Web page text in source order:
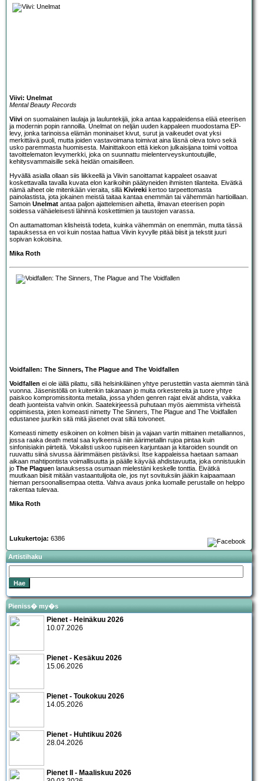
Viivi: Unelmat
Mental Beauty Records
Viivi on suomalainen laulaja ja lauluntekijä, joka antaa kappaleidensa elää eteerisen
ja modernin popin rannoilla. Unelmat on neljän uuden kappaleen muodostama EP-
levy, jonka tarinoissa elämän moninaiset kivut, surut ja vaikeudet ovat yksi
merkittävä puoli, mutta joiden vastavoimana toimivat aina läsnä oleva toivo sekä
usko paremmasta huomisesta. Mainittakoon että kiekon julkaisijana toimii voittoa
tavoittelematon levymerkki, joka on suunnattu mielenterveyskuntoutujille,
kehitysvammaisille sekä heidän omaisilleen.
Hyvällä asialla ollaan siis liikkeellä ja Viivin sanoittamat kappaleet osaavat
koskettavalla tavalla kuvata elon karikoihin päätyneiden ihmisten tilanteita. Eivätkä
nämä aiheet ole mitenkään vieraita, sillä Kivireki kertoo tarpeettomasta
painolastista, jota jokainen meistä taitaa kantaa enemmän tai vähemmän hartioillaan.
Samoin Unelmat antaa paljon ajattelemisen aihetta, ilmavan eteerisen popin
soidessa vähäeleisesti lähinnä koskettimien ja taustojen varassa.
On auttamattoman klisheistä todeta, kuinka vähemmän on enemmän, mutta tässä
tapauksessa en voi kuin nostaa hattua Viivin kyvylle pitää biisit ja tekstit juuri
sopivan kokoisina.
Mika Roth
Voidfallen: The Sinners, The Plague and The Voidfallen
Voidfallen ei ole iällä pilattu, sillä helsinkiläinen yhtye perustettiin vasta aiemmin tänä
vuonna. Jäsenistöllä on kuitenkin takanaan jo muita orkestereita ja tuore yhtye
paiskoo kompromissitonta metalia, jossa yhden genren rajat eivät ahdista, vaikka
death juonteista vahvin onkin. Saatekirjeessä puhutaan myös aiemmista virheistä
oppimisesta, joten komeasti nimetty The Sinners, The Plague and The Voidfallen
edustanee juurikin sitä mitä jäsenet ovat siltä toivoneet.
Komeasti nimetty esikoinen on kolmen biisin ja vajaan vartin mittainen metalliannos,
jossa raaka death metal saa kylkeensä niin äärimetallin rujoa pintaa kuin
sinfonisiakin piirteitä. Vokalisti uskoo rupiseen karjuntaan ja kitaroiden soundit on
ruuvattu siinä sivussa äärimmäisen pistäviksi. Itse kappaleissa haetaan samaan
aikaan mahtipontista voimallisuutta ja päälle käyvää ahdistavuutta, joka onnistuukin
jo The Plaguen lanauksessa osumaan mielestäni keskelle tonttia. Eivätkä
muutkaan biisit mitään vastaantulijoita ole, jos nyt sovituksiin jääkin kaipaamaan
hieman persoonallisempaa otetta. Vahva avaus jonka luomalle perustalle on helppo
rakentaa tulevaa.
Mika Roth
Lukukertoja: 6386
Artistihaku
Pieniss� my�s
Pienet - Heinäkuu 2026
10.07.2026
Pienet - Kesäkuu 2026
15.06.2026
Pienet - Toukokuu 2026
14.05.2026
Pienet - Huhtikuu 2026
28.04.2026
Pienet II - Maaliskuu 2026